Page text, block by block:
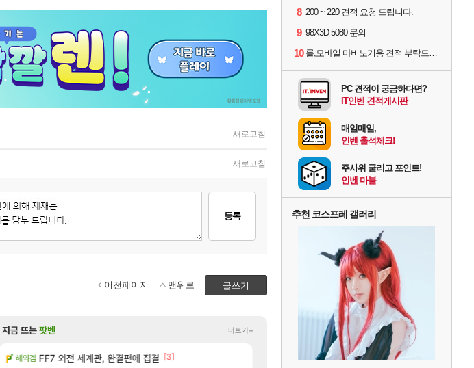
새로고침
새로고침
등록
글쓰기
이전페이지 맨위로
로아 크로체 따왔습니다 [79]
로아 ㅇㅂ) 벨가르딘 나메 320줄 11시 유기 택틱
지금 뜨는팟벤 더보기+
해외겜 FF7 외전 세계관, 완결편에 집결 [3]
해외겜 중국 CXMT, D램 매출 점유율 7%…글로벌 4위로
8 200 ~ 220 견적 요청 드립니다.
9 98X3D 5080 문의
10 롤,모바일 마비노기용 견적 부탁드립니다(예산150으로 수정)
PC 견적이 궁금하다면?
IT인벤 견적게시판
매일매일,
인벤 출석체크!
주사위 굴리고 포인트!
인벤 마블
추천 코스프레 갤러리